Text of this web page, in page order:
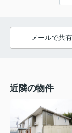
メールで共
近隣の物件